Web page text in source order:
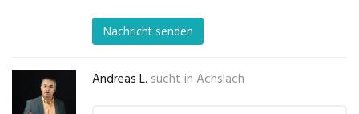
Nachricht senden
Andreas L. sucht in Achslach